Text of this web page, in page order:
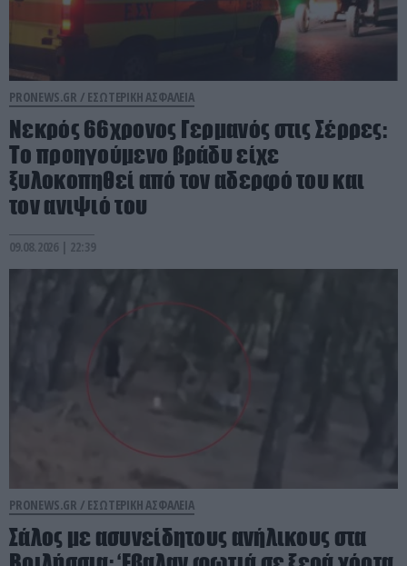
PRONEWS.GR / ΕΣΩΤΕΡΙΚΗ ΑΣΦΑΛΕΙΑ
Νεκρός 66χρονος Γερμανός στις Σέρρες:
To προηγούμενο βράδυ είχε
ξυλοκοπηθεί από τον αδερφό του και
τον ανιψιό του
09.08.2026 | 22:39
PRONEWS.GR / ΕΣΩΤΕΡΙΚΗ ΑΣΦΑΛΕΙΑ
Σάλος με ασυνείδητους ανήλικους στα